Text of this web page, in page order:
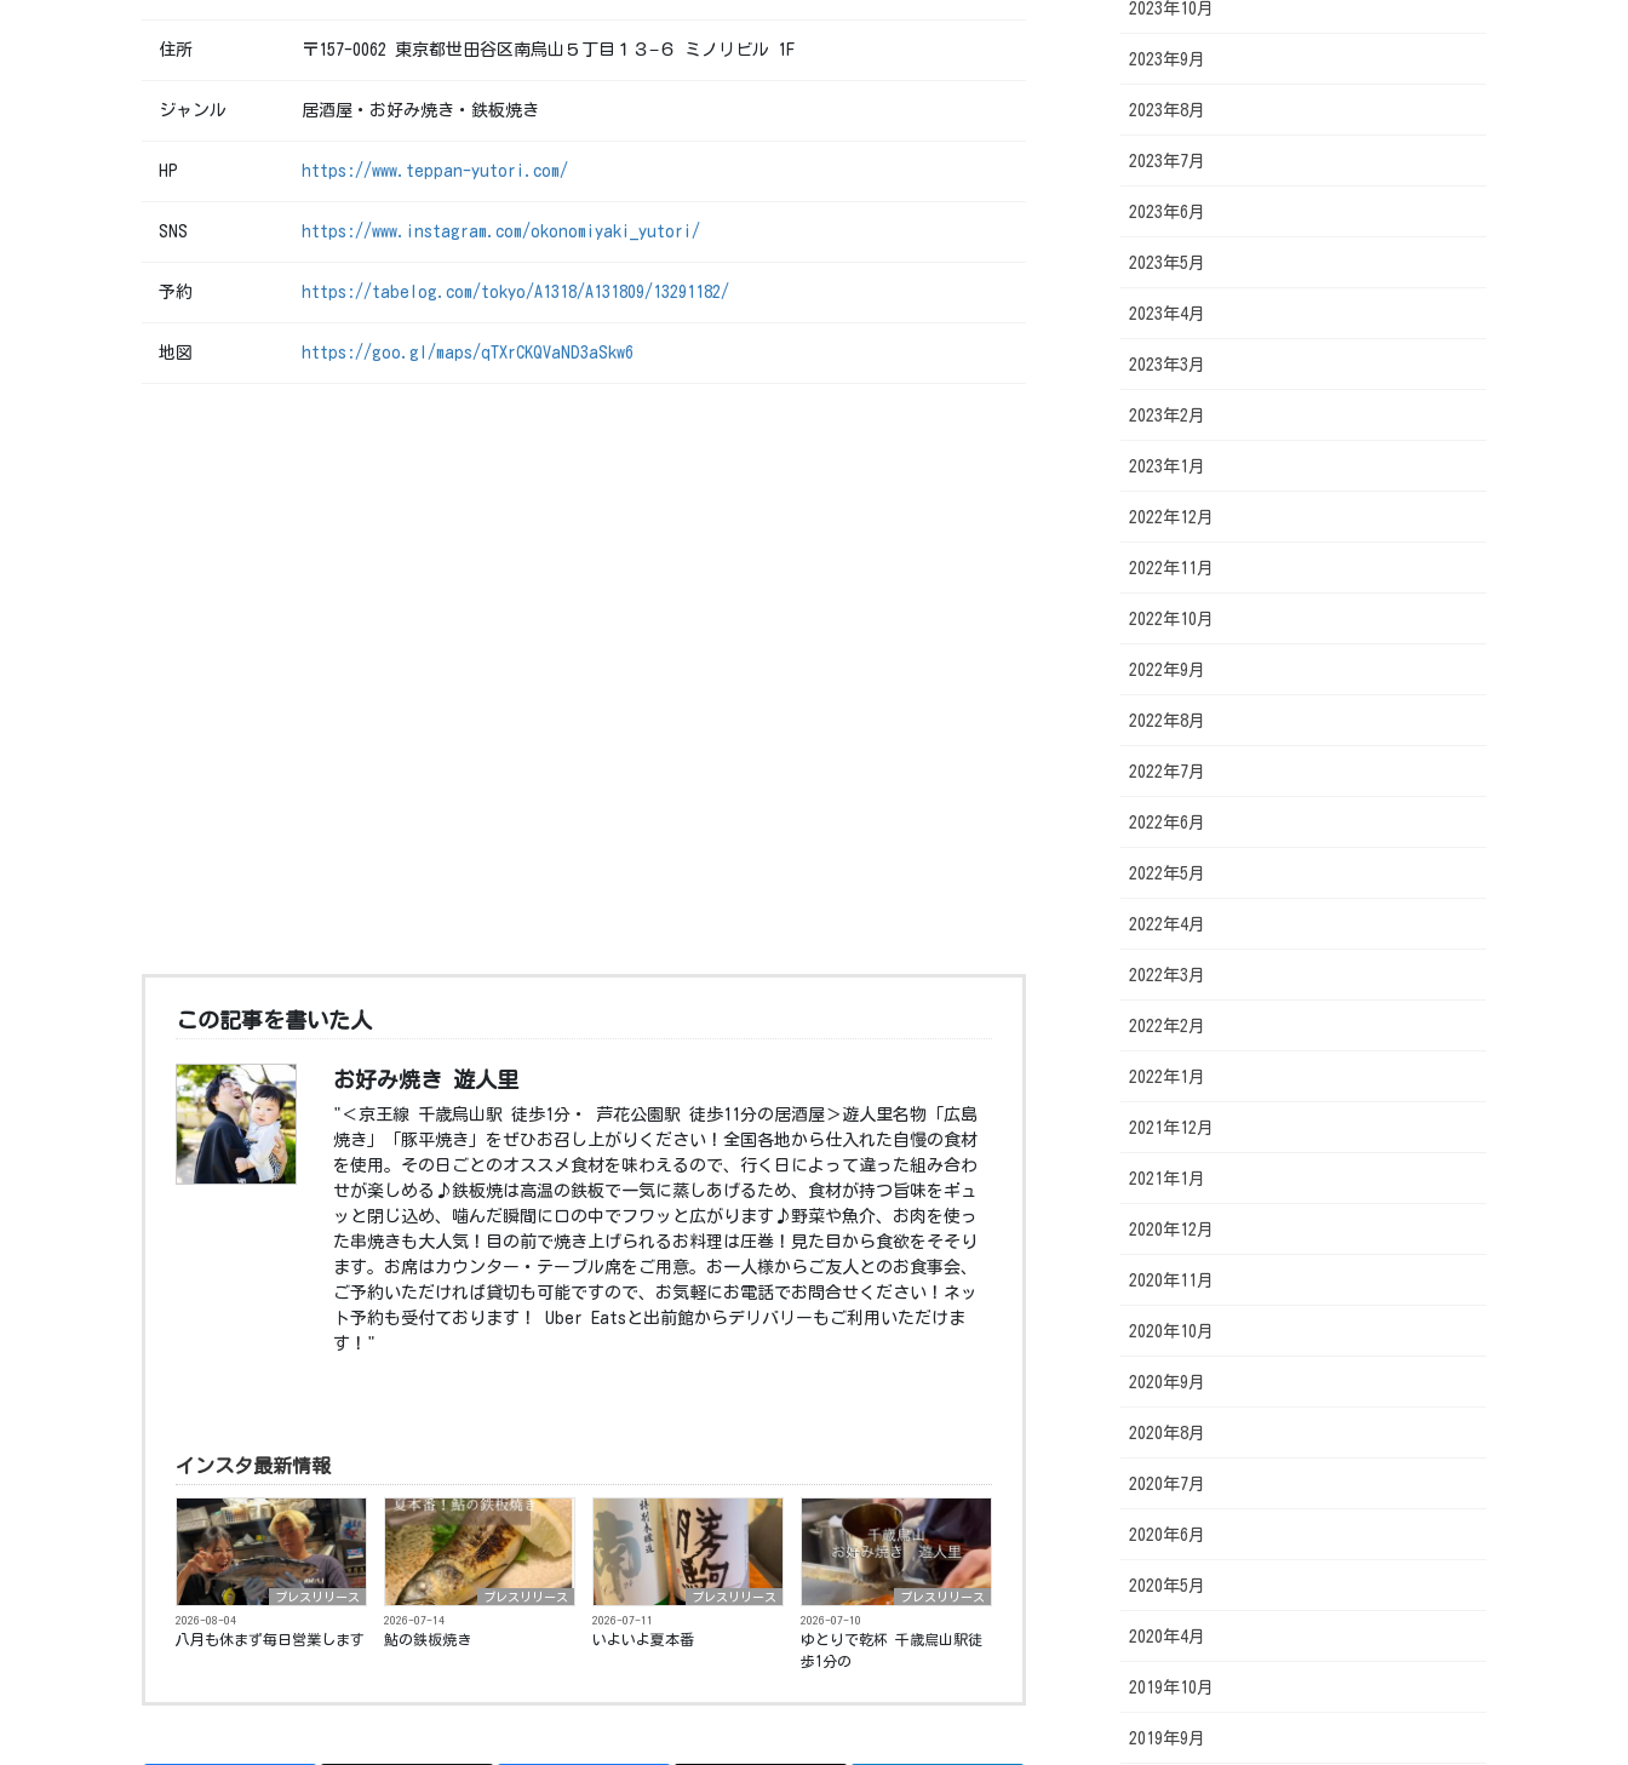
住所 〒157-0062 東京都世田谷区南烏山５丁目１３−６ ミノリビル 1F
ジャンル 居酒屋・お好み焼き・鉄板焼き
HP https://www.teppan-yutori.com/
SNS https://www.instagram.com/okonomiyaki_yutori/
予約 https://tabelog.com/tokyo/A1318/A131809/13291182/
地図 https://goo.gl/maps/qTXrCKQVaND3aSkw6
この記事を書いた人
お好み焼き 遊人里
"＜京王線 千歳烏山駅 徒歩1分・ 芦花公園駅 徒歩11分の居酒屋＞遊人里名物「広島
焼き」「豚平焼き」をぜひお召し上がりください！全国各地から仕入れた自慢の食材
を使用。その日ごとのオススメ食材を味わえるので、行く日によって違った組み合わ
せが楽しめる♪鉄板焼は高温の鉄板で一気に蒸しあげるため、食材が持つ旨味をギュ
ッと閉じ込め、噛んだ瞬間に口の中でフワッと広がります♪野菜や魚介、お肉を使っ
た串焼きも大人気！目の前で焼き上げられるお料理は圧巻！見た目から食欲をそそり
ます。お席はカウンター・テーブル席をご用意。お一人様からご友人とのお食事会、
ご予約いただければ貸切も可能ですので、お気軽にお電話でお問合せください！ネッ
ト予約も受付ております！ Uber Eatsと出前館からデリバリーもご利用いただけま
す！"
インスタ最新情報
プレスリリース
2026-08-04
八月も休まず毎日営業します️
プレスリリース
2026-07-14
鮎の鉄板焼き ⁡
プレスリリース
2026-07-11
いよいよ夏本番️ ⁡
プレスリリース
2026-07-10
ゆとりで乾杯 千歳烏山駅徒
歩1分の
2023年10月
2023年9月
2023年8月
2023年7月
2023年6月
2023年5月
2023年4月
2023年3月
2023年2月
2023年1月
2022年12月
2022年11月
2022年10月
2022年9月
2022年8月
2022年7月
2022年6月
2022年5月
2022年4月
2022年3月
2022年2月
2022年1月
2021年12月
2021年1月
2020年12月
2020年11月
2020年10月
2020年9月
2020年8月
2020年7月
2020年6月
2020年5月
2020年4月
2019年10月
2019年9月